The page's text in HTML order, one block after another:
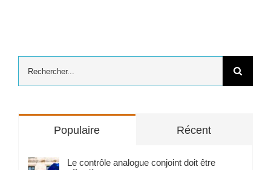
Populaire Récent
Le contrôle analogue conjoint doit être